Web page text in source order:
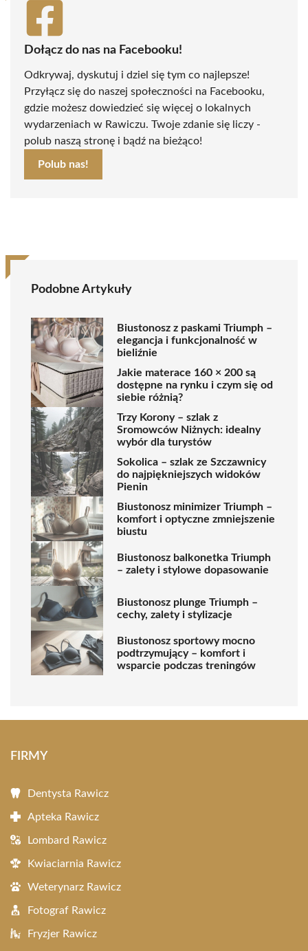
Dołącz do nas na Facebooku!
Odkrywaj, dyskutuj i dziel się tym co najlepsze!
Przyłącz się do naszej społeczności na Facebooku,
gdzie możesz dowiedzieć się więcej o lokalnych
wydarzeniach w Rawiczu. Twoje zdanie się liczy -
polub naszą stronę i bądź na bieżąco!
Polub nas!
Podobne Artykuły
Biustonosz z paskami Triumph –
elegancja i funkcjonalność w
bieliźnie
Jakie materace 160 × 200 są
dostępne na rynku i czym się od
siebie różnią?
Trzy Korony – szlak z
Sromowców Niżnych: idealny
wybór dla turystów
Sokolica – szlak ze Szczawnicy
do najpiękniejszych widoków
Pienin
Biustonosz minimizer Triumph –
komfort i optyczne zmniejszenie
biustu
Biustonosz balkonetka Triumph
– zalety i stylowe dopasowanie
Biustonosz plunge Triumph –
cechy, zalety i stylizacje
Biustonosz sportowy mocno
podtrzymujący – komfort i
wsparcie podczas treningów
FIRMY
Dentysta Rawicz
Apteka Rawicz
Lombard Rawicz
Kwiaciarnia Rawicz
Weterynarz Rawicz
Fotograf Rawicz
Fryzjer Rawicz